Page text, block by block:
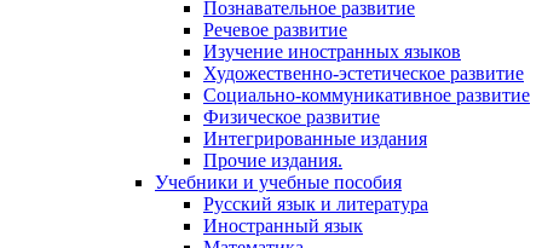
Познавательное развитие
Речевое развитие
Изучение иностранных языков
Художественно-эстетическое развитие
Социально-коммуникативное развитие
Физическое развитие
Интегрированные издания
Прочие издания.
Учебники и учебные пособия
Русский язык и литература
Иностранный язык